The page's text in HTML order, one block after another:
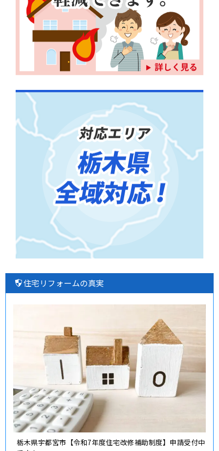
住宅リフォームの真実
栃木県宇都宮市【令和7年度住宅改修補助制度】申請受付中